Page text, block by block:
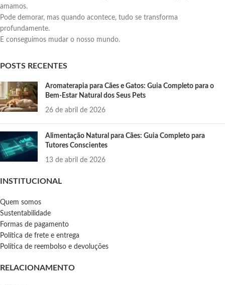
amamos.
Pode demorar, mas quando acontece, tudo se transforma
profundamente.
E conseguimos mudar o nosso mundo.
POSTS RECENTES
Aromaterapia para Cães e Gatos: Guia Completo para o
Bem-Estar Natural dos Seus Pets
26 de abril de 2026
Alimentação Natural para Cães: Guia Completo para
Tutores Conscientes
13 de abril de 2026
INSTITUCIONAL
Quem somos
Sustentabilidade
Formas de pagamento
Política de frete e entrega
Política de reembolso e devoluções
RELACIONAMENTO